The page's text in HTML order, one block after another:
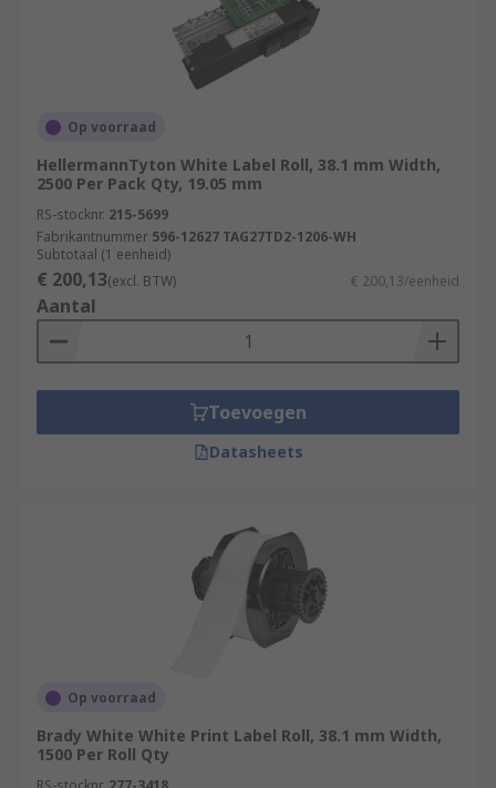
Op voorraad
HellermannTyton White Label Roll, 38.1 mm Width,
2500 Per Pack Qty, 19.05 mm
RS-stocknr. 215-5699
Fabrikantnummer 596-12627 TAG27TD2-1206-WH
Subtotaal (1 eenheid)
€ 200,13(excl. BTW) € 200,13/eenheid
Aantal
Toevoegen
Datasheets
Op voorraad
Brady White White Print Label Roll, 38.1 mm Width,
1500 Per Roll Qty